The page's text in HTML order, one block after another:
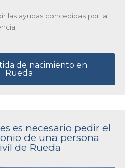
las ayudas concedidas por la
de nacimiento en
Rueda
es necesario pedir el
de una persona
de Rueda